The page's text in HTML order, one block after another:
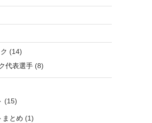
(14)
代表選手(8)
(15)
まとめ (1)